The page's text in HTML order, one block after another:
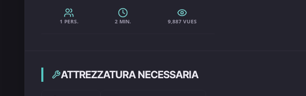
1 PERS. 2 MIN. 9,887 VUES
ATTREZZATURA NECESSARIA